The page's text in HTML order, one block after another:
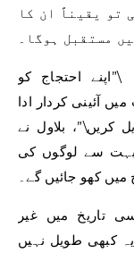
تو یقیناً ان کا
احتجاج کو
آئینی کردار ادا
کریں\”، بلاول نے
بہت سے لوگوں کی
میں کھو جائیں گے۔
تاریخ میں غیر
کبھی طویل نہیں